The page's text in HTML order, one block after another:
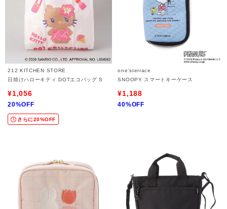
212 KITCHEN STORE
日焼けハローキティ DOTエコバッグ S
¥1,056
20%OFF
さらに20%OFF
one'sterrace
SNOOPY スマートキーケース
¥1,188
40%OFF